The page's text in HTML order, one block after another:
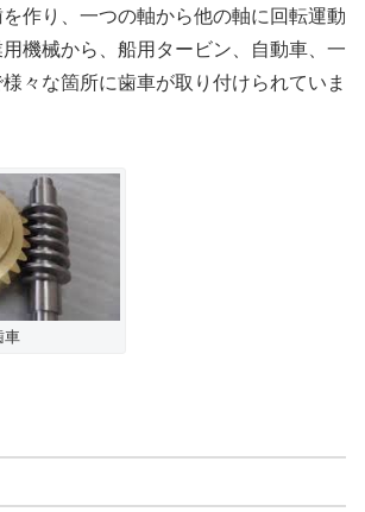
作り、一つの軸から他の軸に回転運動
機械から、船用タービン、自動車、一
々な箇所に歯車が取り付けられていま
車